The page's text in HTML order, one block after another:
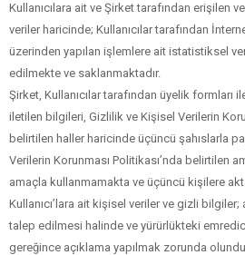
Kullanıcılara ait ve Şirket tarafından erişilen
veriler haricinde; Kullanıcılar tarafından
üzerinden yapılan işlemlere ait istatistiksel
edilmekte ve saklanmaktadır.
Şirket, Kullanıcılar tarafından üyelik formları
iletilen bilgileri, Gizlilik ve Kişisel Verilerin
belirtilen haller haricinde üçüncü şahıslarla
Verilerin Korunması Politikası’nda belirtilen
amaçla kullanmamakta ve üçüncü kişilere
Kullanıcı’lara ait kişisel veriler ve gizli
talep edilmesi halinde ve yürürlükteki
gereğince açıklama yapılmak zorunda